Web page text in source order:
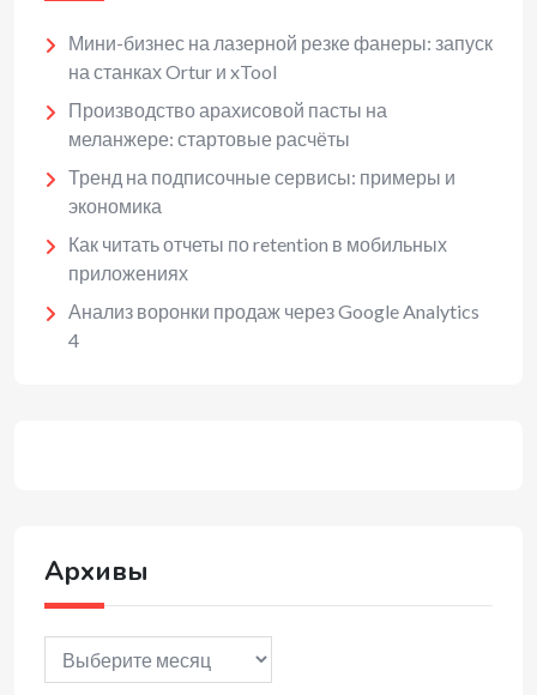
Мини-бизнес на лазерной резке фанеры: запуск
на станках Ortur и xTool
Производство арахисовой пасты на
меланжере: стартовые расчёты
Тренд на подписочные сервисы: примеры и
экономика
Как читать отчеты по retention в мобильных
приложениях
Анализ воронки продаж через Google Analytics
4
Архивы
Архивы